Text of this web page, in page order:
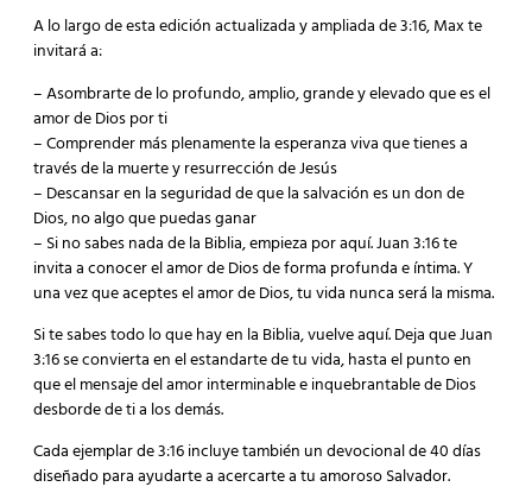
A lo largo de esta edición actualizada y ampliada de 3:16, Max te
invitará a:
– Asombrarte de lo profundo, amplio, grande y elevado que es el
amor de Dios por ti
– Comprender más plenamente la esperanza viva que tienes a
través de la muerte y resurrección de Jesús
– Descansar en la seguridad de que la salvación es un don de
Dios, no algo que puedas ganar
– Si no sabes nada de la Biblia, empieza por aquí. Juan 3:16 te
invita a conocer el amor de Dios de forma profunda e íntima. Y
una vez que aceptes el amor de Dios, tu vida nunca será la misma.
Si te sabes todo lo que hay en la Biblia, vuelve aquí. Deja que Juan
3:16 se convierta en el estandarte de tu vida, hasta el punto en
que el mensaje del amor interminable e inquebrantable de Dios
desborde de ti a los demás.
Cada ejemplar de 3:16 incluye también un devocional de 40 días
diseñado para ayudarte a acercarte a tu amoroso Salvador.